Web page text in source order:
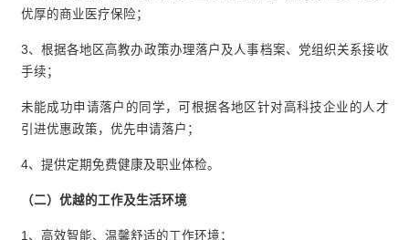
优厚的商业医疗保险；
3、根据各地区高教办政策办理落户及人事档案、党组织关系接收
手续；
未能成功申请落户的同学，可根据各地区针对高科技企业的人才
引进优惠政策，优先申请落户；
4、提供定期免费健康及职业体检。
（二）优越的工作及生活环境
1、高效智能、温馨舒适的工作环境；